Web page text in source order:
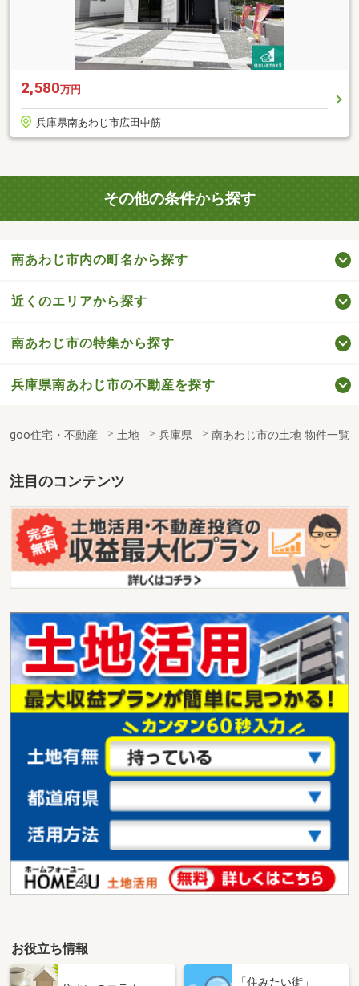
2,580万円
兵庫県南あわじ市広田中筋
その他の条件から探す
南あわじ市内の町名から探す
近くのエリアから探す
南あわじ市の特集から探す
兵庫県南あわじ市の不動産を探す
goo住宅・不動産 土地 兵庫県 南あわじ市の土地 物件一覧
注目のコンテンツ
お役立ち情報
「住みたい街」